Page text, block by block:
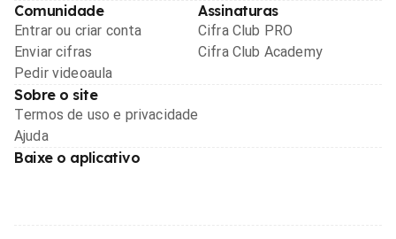
Comunidade
Entrar ou criar conta
Enviar cifras
Pedir videoaula
Assinaturas
Cifra Club PRO
Cifra Club Academy
Sobre o site
Termos de uso e privacidade
Ajuda
Baixe o aplicativo